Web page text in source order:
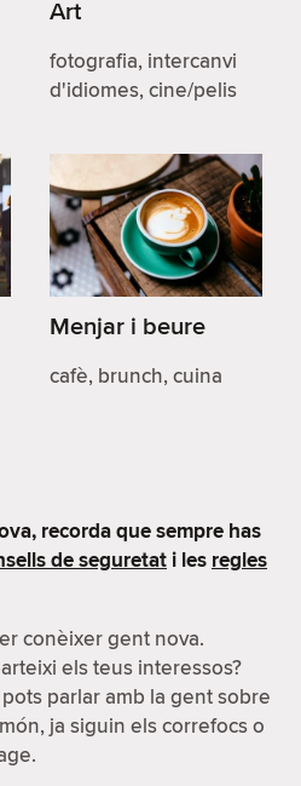
Art
fotografia, intercanvi
d'idiomes, cine/pelis
Menjar i beure
cafè, brunch, cuina
recorda que sempre has
de seguretat i les regles
conèixer gent nova.
els teus interessos?
parlar amb la gent sobre
ja siguin els correfocs o